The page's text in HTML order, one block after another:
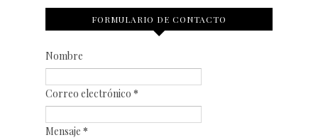
FORMULARIO DE CONTACTO
Nombre
Correo electrónico *
Mensaje *